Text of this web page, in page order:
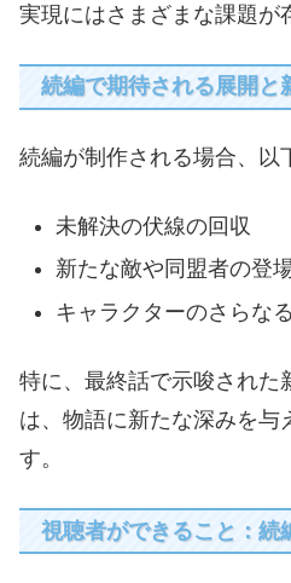
実現にはさまざまな課題が
続編で期待される展開と
続編が制作される場合、以
未解決の伏線の回収
新たな敵や同盟者の登
キャラクターのさらな
特に、最終話で示唆された
は、物語に新たな深みを与
す。
視聴者ができること：続